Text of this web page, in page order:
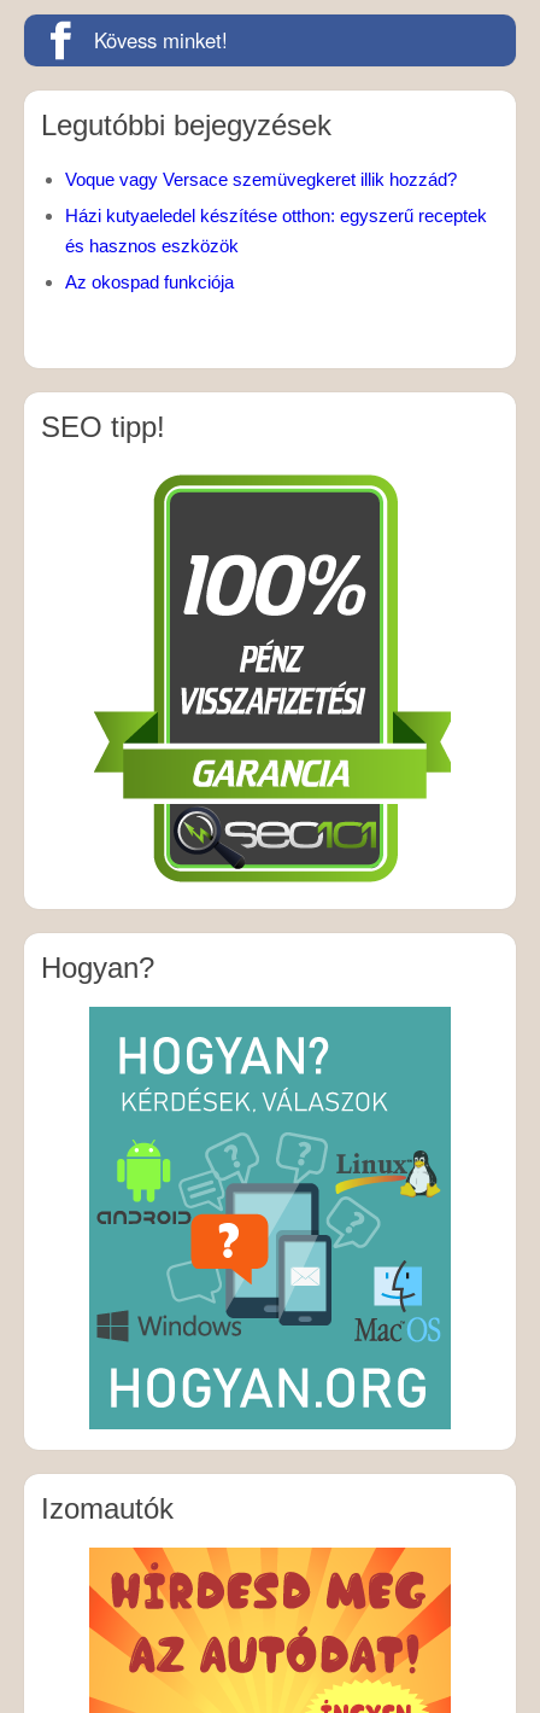
Kövess minket!
Legutóbbi bejegyzések
Voque vagy Versace szemüvegkeret illik hozzád?
Házi kutyaeledel készítése otthon: egyszerű receptek
és hasznos eszközök
Az okospad funkciója
SEO tipp!
Hogyan?
Izomautók